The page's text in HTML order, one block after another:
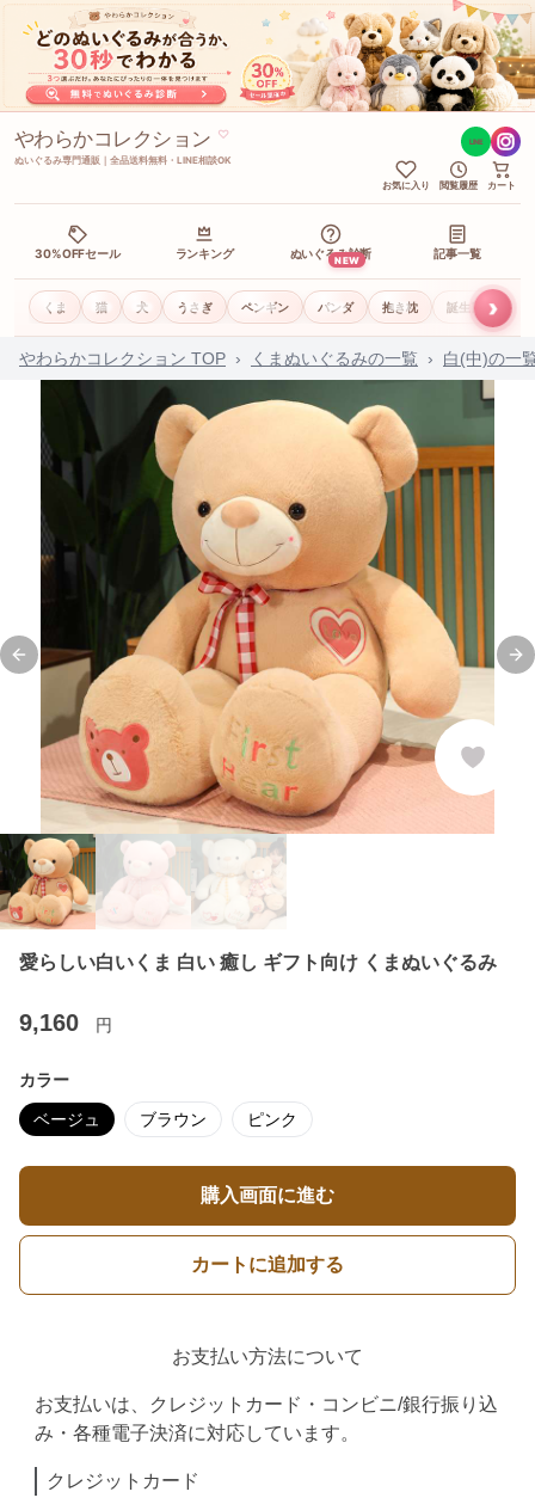
やわらかコレクション ♡
ぬいぐるみ専門通販｜全品送料無料・LINE相談OK
LINE
お気に入り 閲覧履歴 カート
30%OFFセール ランキング ぬいぐるみ診断
NEW 記事一覧
くま 猫 犬 うさぎ ペンギン パンダ 抱き枕 誕生日ギフト
›
やわらかコレクション TOP › くまぬいぐるみの一覧 › 白(中)の一
Previous slide
愛らしい白いくま 白い 癒し ギフト向け くまぬいぐるみ
9,160 円
カラー
ベージュ ブラウン ピンク
購入画面に進む
カートに追加する
お支払い方法について
お支払いは、クレジットカード・コンビニ/銀行振り込
み・各種電子決済に対応しています。
クレジットカード